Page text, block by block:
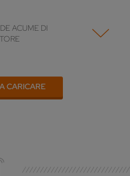
ACUME DI
CARICARE